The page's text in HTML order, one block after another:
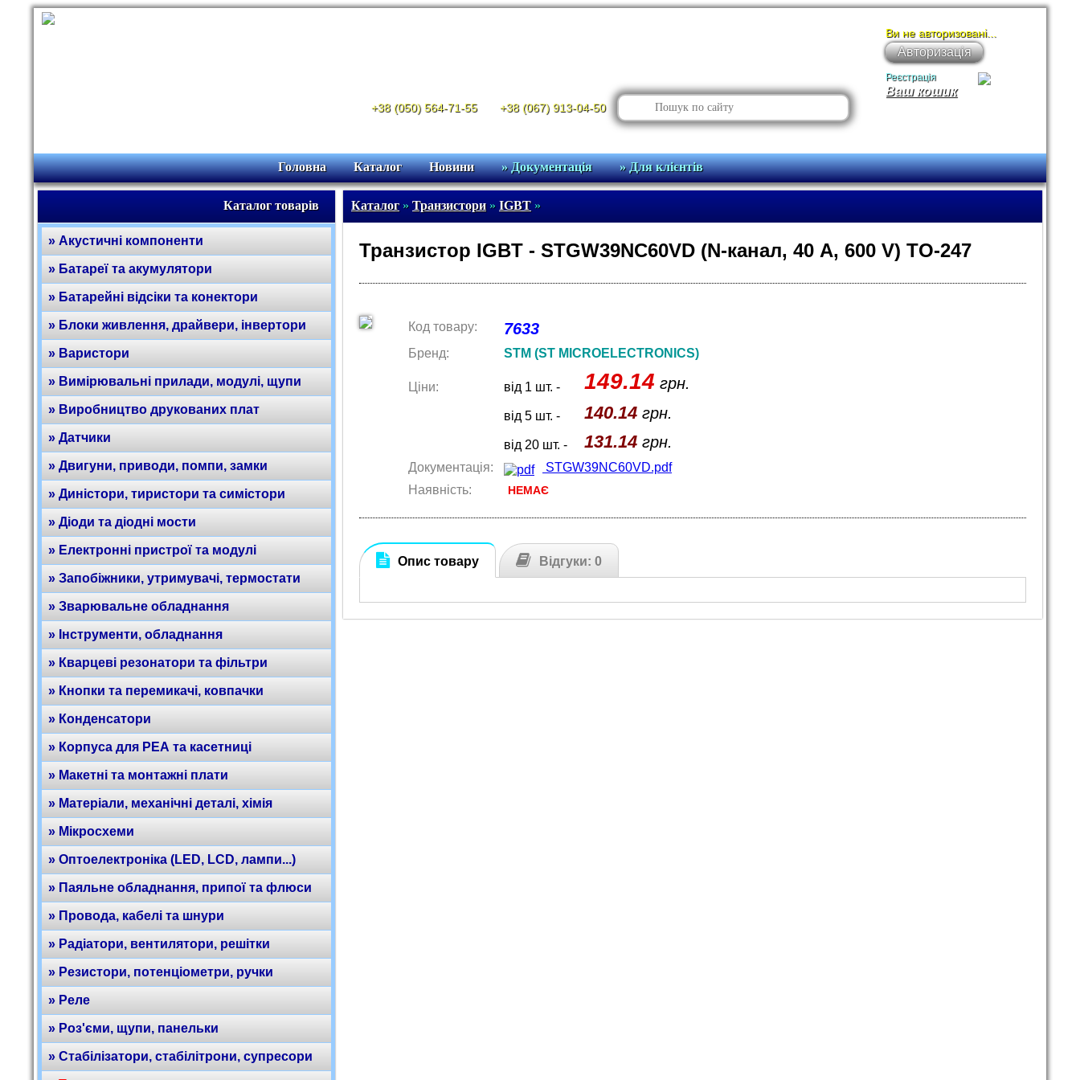
+38 (050) 564-71-55 +38 (067) 913-04-50
Ваш кошик
Ви не авторизовані...
Авторизація
Реєстрація
Головна Каталог Новини » Документація » Для клієнтів
Каталог товарів
» Акустичні компоненти
» Батареї та акумулятори
» Батарейні відсіки та конектори
» Блоки живлення, драйвери, інвертори
» Варистори
» Вимірювальні прилади, модулі, щупи
» Виробництво друкованих плат
» Датчики
» Двигуни, приводи, помпи, замки
» Диністори, тиристори та симістори
» Діоди та діодні мости
» Електронні пристрої та модулі
» Запобіжники, утримувачі, термостати
» Зварювальне обладнання
» Інструменти, обладнання
» Кварцеві резонатори та фільтри
» Кнопки та перемикачі, ковпачки
» Конденсатори
» Корпуса для РЕА та касетниці
» Макетні та монтажні плати
» Матеріали, механічні деталі, хімія
» Мікросхеми
» Оптоелектроніка (LED, LCD, лампи...)
» Паяльне обладнання, припої та флюси
» Провода, кабелі та шнури
» Радіатори, вентилятори, решітки
» Резистори, потенціометри, ручки
» Реле
» Роз'єми, щупи, панельки
» Стабілізатори, стабілітрони, супресори
Каталог» Транзистори» IGBT»
Транзистор IGBT - STGW39NC60VD (N-канал, 40 A, 600 V) TO-247
Код товару: 7633
Бренд: STM (ST MICROELECTRONICS)
Ціни: від 1 шт. - 149.14 грн.
від 5 шт. - 140.14 грн.
від 20 шт. - 131.14 грн.
Документація:
STGW39NC60VD.pdf
Наявність:
НЕМАЄ
Опис товару Відгуки: 0